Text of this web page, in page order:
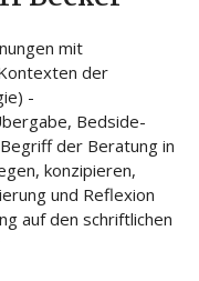
mit
der
-
Bedside-
der Beratung in
konzipieren,
und Reflexion
auf den schriftlichen